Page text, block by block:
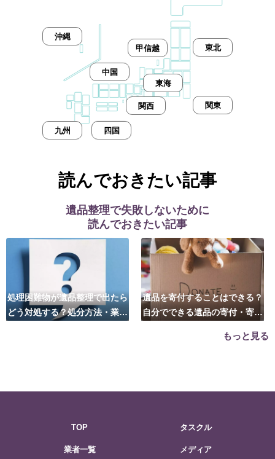
東北
甲信越
東海
関東
関西
中国
四国
九州
沖縄
読んでおきたい記事
遺品整理で失敗しないために
読んでおきたい記事
処理困難物が遺品整理で出たら
どう対処する？処分方法・業者
遺品を寄付することはできる？
自分でできる遺品の寄付・寄贈
もっと見る
TOP
業者一覧
タスクル
メディア